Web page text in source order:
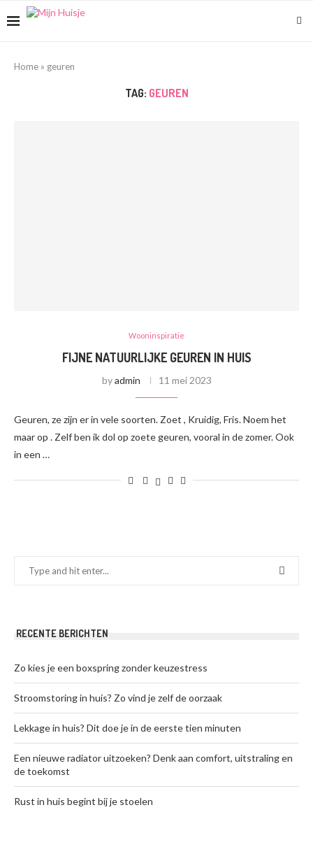
Home » geuren
TAG: GEUREN
Wooninspiratie
FIJNE NATUURLIJKE GEUREN IN HUIS
byadmin 11 mei 2023
Geuren, ze zijn er in vele soorten. Zoet , Kruidig, Fris. Noem het
maar op . Zelf ben ik dol op zoete geuren, vooral in de zomer. Ook
in een …
RECENTE BERICHTEN
Zo kies je een boxspring zonder keuzestress
Stroomstoring in huis? Zo vind je zelf de oorzaak
Lekkage in huis? Dit doe je in de eerste tien minuten
Een nieuwe radiator uitzoeken? Denk aan comfort, uitstraling en
de toekomst
Rust in huis begint bij je stoelen